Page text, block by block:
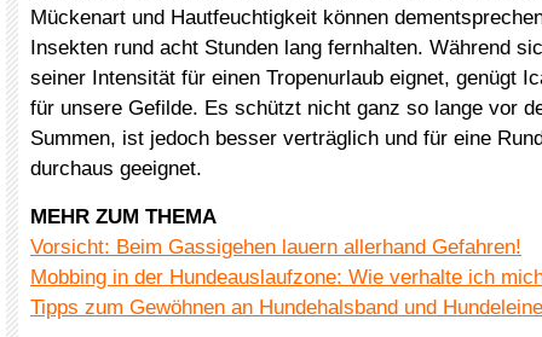
Mückenart und Hautfeuchtigkeit können
Insekten rund acht Stunden lang fernhalten. Während
seiner Intensität für einen Tropenurlaub eignet, genügt
für unsere Gefilde. Es schützt nicht ganz so lange vor
Summen, ist jedoch besser verträglich und für eine
durchaus geeignet.
MEHR ZUM THEMA
Vorsicht: Beim Gassigehen lauern allerhand Gefahren!
Mobbing in der Hundeauslaufzone: Wie verhalte ich
Tipps zum Gewöhnen an Hundehalsband und Hundeleine